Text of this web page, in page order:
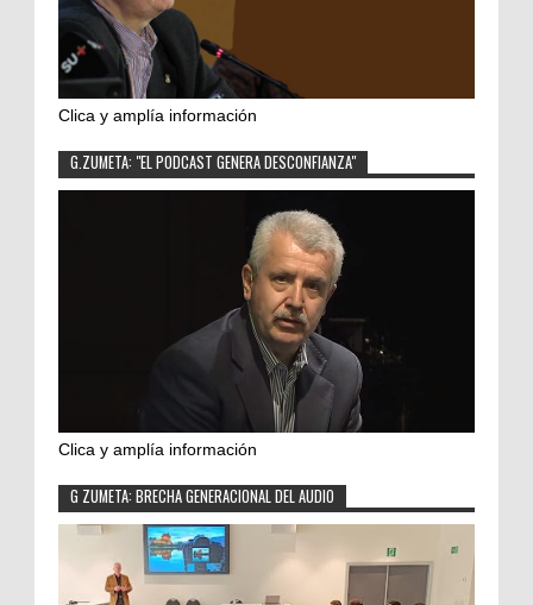
Clica y amplía información
G.ZUMETA: "EL PODCAST GENERA DESCONFIANZA"
Clica y amplía información
G ZUMETA: BRECHA GENERACIONAL DEL AUDIO